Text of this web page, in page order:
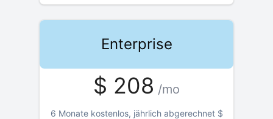
Enterprise
$ 208 /mo
6 Monate kostenlos, jährlich abgerechnet $